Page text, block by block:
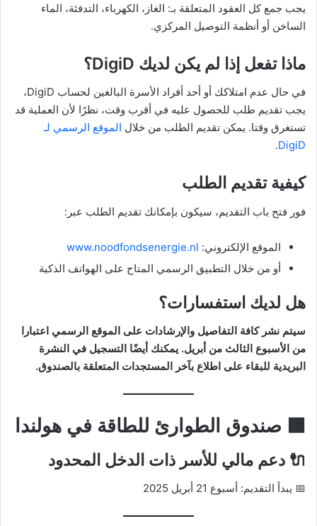
يجب جمع كل العقود المتعلقة بـ: الغاز، الكهرباء، التدفئة، الماء
الساخن أو أنظمة التوصيل المركزي.
ماذا تفعل إذا لم يكن لديك DigiD؟
في حال عدم امتلاكك أو أحد أفراد الأسرة البالغين لحساب DigiD،
يجب تقديم طلب للحصول عليه في أقرب وقت، نظرًا لأن العملية قد
تستغرق وقتا. يمكن تقديم الطلب من خلال الموقع الرسمي لـ
DigiD
.
كيفية تقديم الطلب
فور فتح باب التقديم، سيكون بإمكانك تقديم الطلب عبر:
الموقع الإلكتروني: www.noodfondsenergie.nl
أو من خلال التطبيق الرسمي المتاح على الهواتف الذكية
هل لديك استفسارات؟
سيتم نشر كافة التفاصيل والإرشادات على الموقع الرسمي اعتبارا
من الأسبوع الثالث من أبريل. يمكنك أيضًا التسجيل في النشرة
البريدية للبقاء على اطلاع بآخر المستجدات المتعلقة بالصندوق.
صندوق الطوارئ للطاقة في هولندا
🔌 دعم مالي للأسر ذات الدخل المحدود
📅 يبدأ التقديم: أسبوع 21 أبريل 2025